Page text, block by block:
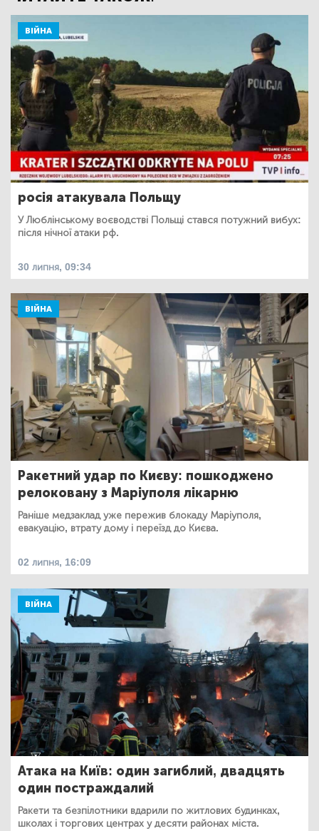
ВІЙНА
росія атакувала Польщу
У Люблінському воєводстві Польщі стався потужний вибух:
після нічної атаки рф.
30 липня, 09:34
ВІЙНА
Ракетний удар по Києву: пошкоджено
релоковану з Маріуполя лікарню
Раніше медзаклад уже пережив блокаду Маріуполя,
евакуацію, втрату дому і переїзд до Києва.
02 липня, 16:09
ВІЙНА
Атака на Київ: один загиблий, двадцять
один постраждалий
Ракети та безпілотники вдарили по житлових будинках,
школах і торгових центрах у десяти районах міста.